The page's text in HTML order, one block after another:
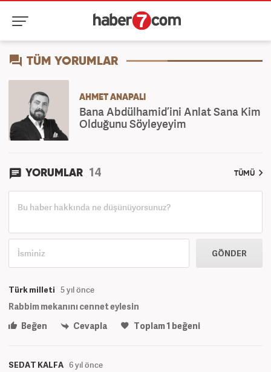
TÜM YORUMLAR
AHMET ANAPALI
Bana Abdülhamid’ini Anlat Sana Kim
Olduğunu Söyleyeyim
YORUMLAR 14 TÜMÜ
GÖNDER
Türk milleti 5 yıl önce
Rabbim mekanını cennet eylesin
Beğen
Cevapla Toplam1 beğeni
SEDAT KALFA 6 yıl önce